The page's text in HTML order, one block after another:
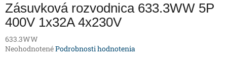
Zásuvková rozvodnica 633.3WW 5P
400V 1x32A 4x230V
633.3WW
Priemerné
NeohodnotenéPodrobnosti hodnotenia